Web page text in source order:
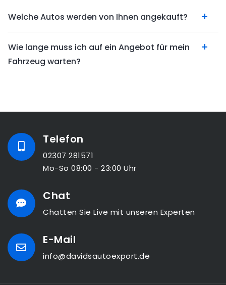
Welche Autos werden von Ihnen angekauft?
Wie lange muss ich auf ein Angebot für mein
Fahrzeug warten?
Telefon
02307 281571
Mo-So 08:00 - 23:00 Uhr
Chat
Chatten Sie Live mit unseren Experten
E-Mail
info@davidsautoexport.de